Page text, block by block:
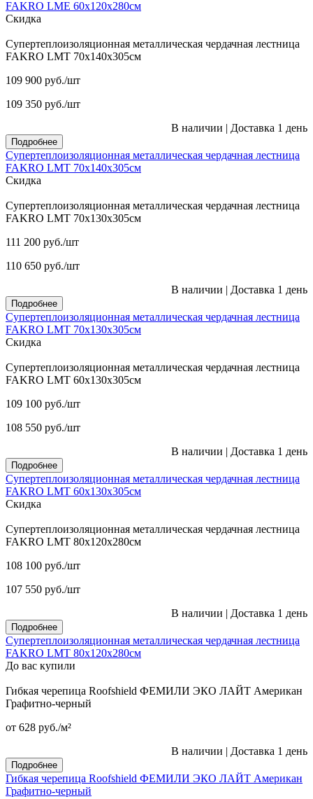
FAKRO LME 60х120х280см
Скидка
Супертеплоизоляционная металлическая чердачная лестница
FAKRO LMT 70х140х305см
109 900 руб./шт
109 350 руб./шт
В наличии | Доставка 1 день
Подробнее
Супертеплоизоляционная металлическая чердачная лестница
FAKRO LMT 70х140х305см
Скидка
Супертеплоизоляционная металлическая чердачная лестница
FAKRO LMT 70х130х305см
111 200 руб./шт
110 650 руб./шт
В наличии | Доставка 1 день
Подробнее
Супертеплоизоляционная металлическая чердачная лестница
FAKRO LMT 70х130х305см
Скидка
Супертеплоизоляционная металлическая чердачная лестница
FAKRO LMT 60х130х305см
109 100 руб./шт
108 550 руб./шт
В наличии | Доставка 1 день
Подробнее
Супертеплоизоляционная металлическая чердачная лестница
FAKRO LMT 60х130х305см
Скидка
Супертеплоизоляционная металлическая чердачная лестница
FAKRO LMT 80х120х280см
108 100 руб./шт
107 550 руб./шт
В наличии | Доставка 1 день
Подробнее
Супертеплоизоляционная металлическая чердачная лестница
FAKRO LMT 80х120х280см
До вас купили
Гибкая черепица Roofshield ФЕМИЛИ ЭКО ЛАЙТ Американ
Графитно-черный
от 628 руб./м²
В наличии | Доставка 1 день
Подробнее
Гибкая черепица Roofshield ФЕМИЛИ ЭКО ЛАЙТ Американ
Графитно-черный